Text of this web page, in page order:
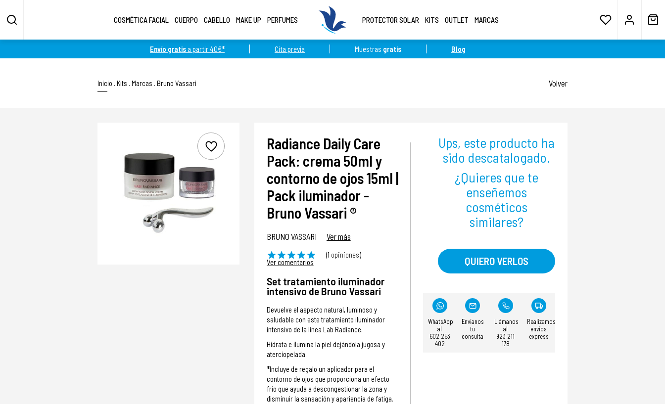
Envío gratis a partir 40€* Cita previa Muestras gratis Blog
COSMÉTICA FACIAL CUERPO CABELLO MAKE UP PERFUMES PROTECTOR SOLAR KITS OUTLET MARCAS
Inicio Kits Marcas Bruno Vassari Volver
Radiance Daily Care
Pack: crema 50ml y
contorno de ojos 15ml |
Pack iluminador -
Bruno Vassari ®
BRUNO VASSARI Ver más
(1 opiniones)
Ver comentarios
Set tratamiento iluminador
intensivo de Bruno Vassari
Devuelve el aspecto natural, luminoso y
saludable con este tratamiento iluminador
intensivo de la línea Lab Radiance.
Hidrata e ilumina la piel dejándola jugosa y
aterciopelada.
*Incluye de regalo un aplicador para el
contorno de ojos que proporciona un efecto
frío que ayuda a descongestionar la zona y
disminuir la sensación y apariencia de fatiga.
Ups, este producto ha
sido descatalogado.
¿Quieres que te
enseñemos
cosméticos
similares?
QUIERO VERLOS
WhatsApp
al
602 253
402
Envíanos
tu
consulta
Llámanos
al
923 211
178
Realizamos
envíos
express